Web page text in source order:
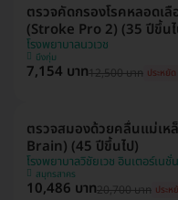
ตรวจคัดกรองโรคหลอดเ
(Stroke Pro 2) (35 ปีขึ้น
โรงพยาบาลนวเวช
บึงกุ่ม
7,154 บาท12,500 บาท ประหยั
ตรวจสมองด้วยคลื่นแม่เห
Brain) (45 ปีขึ้นไป)
โรงพยาบาลวิชัยเวช อินเตอร์เน
สมุทรสาคร
10,486 บาท20,700 บาท ประ